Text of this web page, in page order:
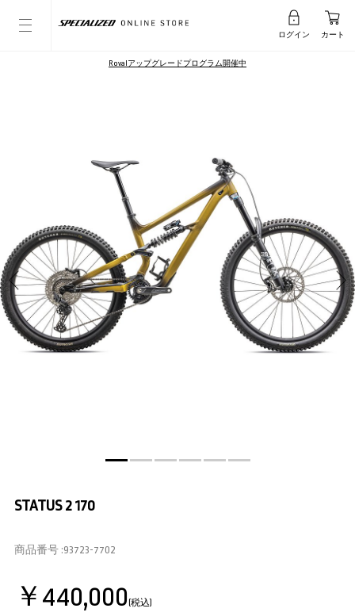
ログイン カート
Rovalアップグレードプログラム開催中
STATUS 2 170
商品番号 :93723-7702
￥440,000(税込)